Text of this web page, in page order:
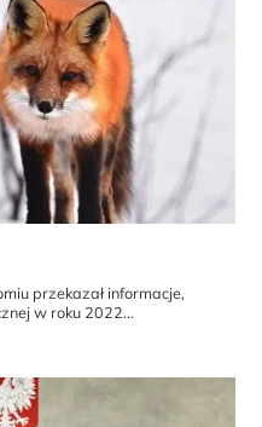
przekazał informacje,
w roku 2022...